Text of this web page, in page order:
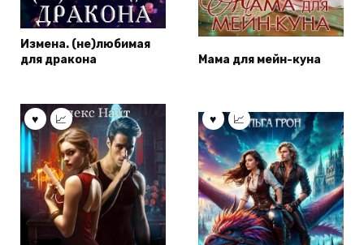
Измена. (не)любимая
для дракона
Мама для мейн-куна